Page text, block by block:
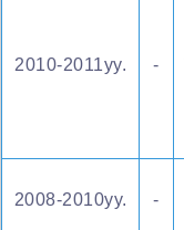
2010-2011yy. -
2008-2010yy. -